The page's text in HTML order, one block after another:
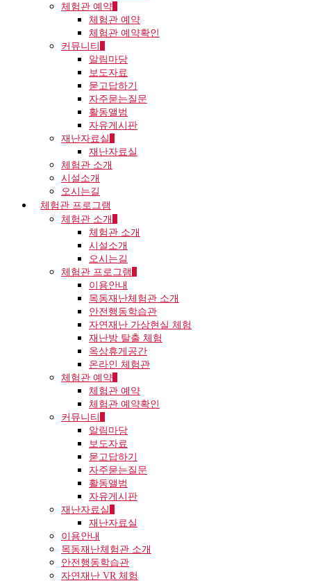
체험관 예약
체험관 예약
체험관 예약확인
커뮤니티
알림마당
보도자료
묻고답하기
자주묻는질문
활동앨범
자유게시판
재난자료실
재난자료실
체험관 소개
시설소개
오시는길
체험관 프로그램
체험관 소개
체험관 소개
시설소개
오시는길
체험관 프로그램
이용안내
목동재난체험관 소개
안전행동학습관
자연재난 가상현실 체험
재난방 탈출 체험
옥상휴게공간
온라인 체험관
체험관 예약
체험관 예약
체험관 예약확인
커뮤니티
알림마당
보도자료
묻고답하기
자주묻는질문
활동앨범
자유게시판
재난자료실
재난자료실
이용안내
목동재난체험관 소개
안전행동학습관
자연재난 VR 체험